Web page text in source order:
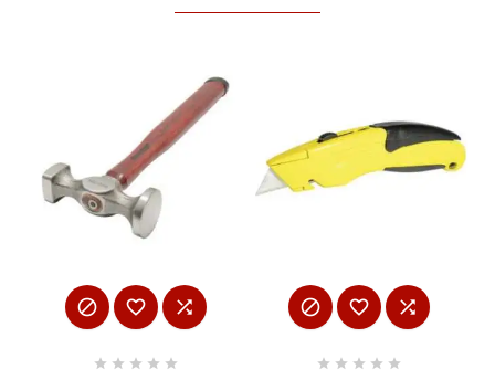
  
    
  
    